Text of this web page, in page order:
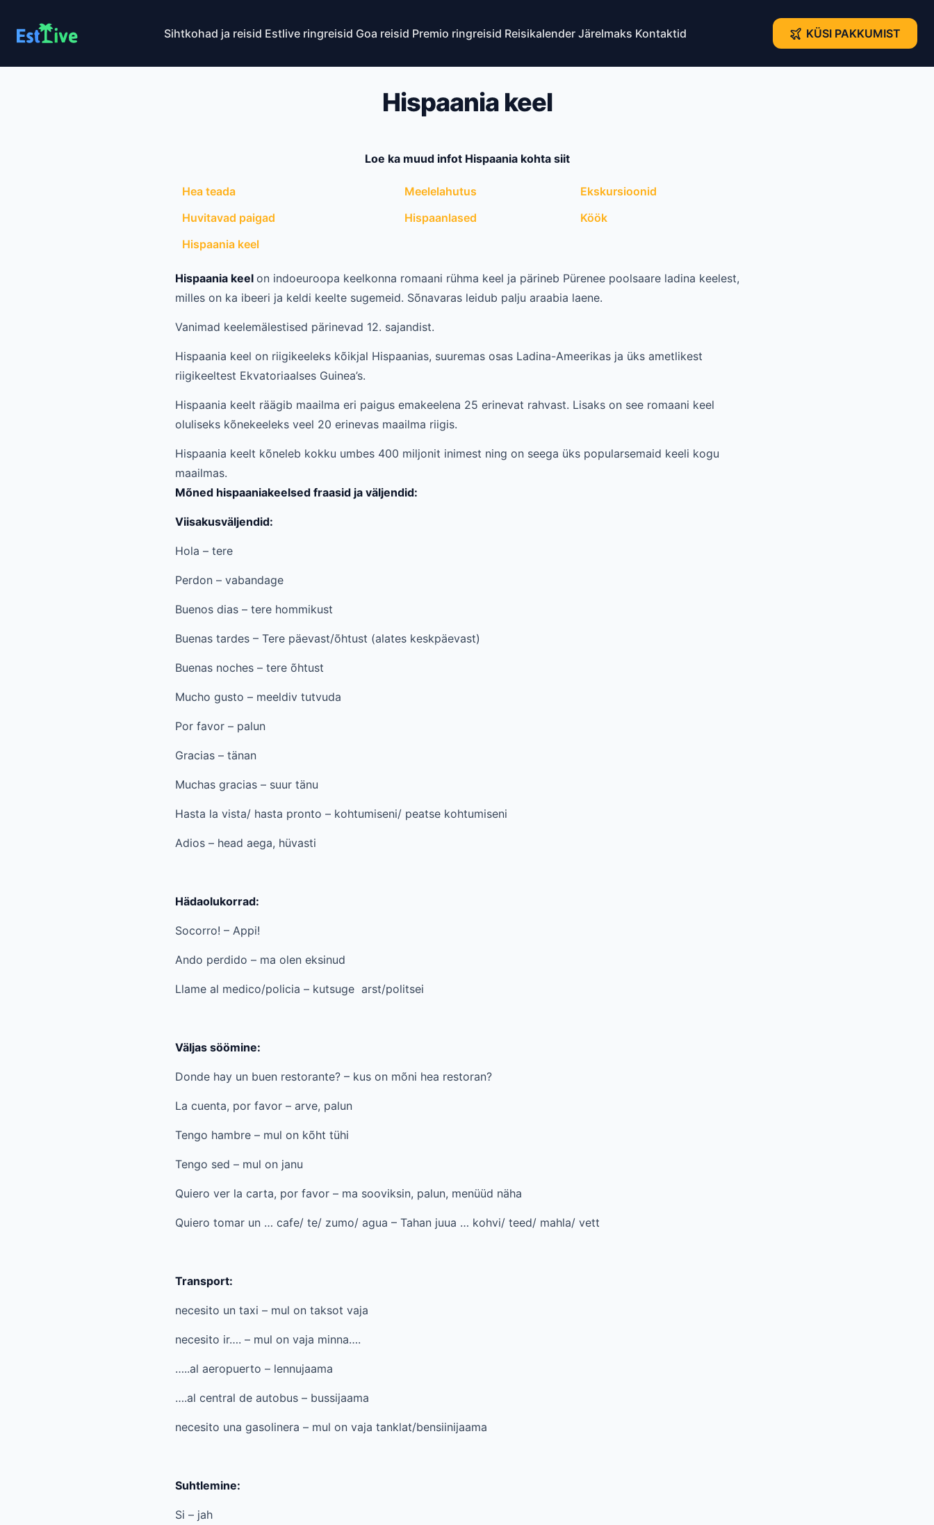
Sihtkohad ja reisid Estlive ringreisid Goa reisid Premio ringreisid Reisikalender Järelmaks Kontaktid KÜSI PAKKUMIST
Hispaania keel
Loe ka muud infot Hispaania kohta siit
Hea teada Meelelahutus
Ekskursioonid
Huvitavad paigad
Hispaanlased
Köök
Hispaania keel
Hispaania keel on indoeuroopa keelkonna romaani rühma keel ja pärineb Pürenee poolsaare ladina keelest,
milles on ka ibeeri ja keldi keelte sugemeid. Sõnavaras leidub palju araabia laene.
Vanimad keelemälestised pärinevad 12. sajandist.
Hispaania keel on riigikeeleks kõikjal Hispaanias, suuremas osas Ladina-Ameerikas ja üks ametlikest
riigikeeltest Ekvatoriaalses Guinea’s.
Hispaania keelt räägib maailma eri paigus emakeelena 25 erinevat rahvast. Lisaks on see romaani keel
oluliseks kõnekeeleks veel 20 erinevas maailma riigis.
Hispaania keelt kõneleb kokku umbes 400 miljonit inimest ning on seega üks popularsemaid keeli kogu
maailmas.
Mõned hispaaniakeelsed fraasid ja väljendid:
Viisakusväljendid:
Hola – tere
Perdon – vabandage
Buenos dias – tere hommikust
Buenas tardes – Tere päevast/õhtust (alates keskpäevast)
Buenas noches – tere õhtust
Mucho gusto – meeldiv tutvuda
Por favor – palun
Gracias – tänan
Muchas gracias – suur tänu
Hasta la vista/ hasta pronto – kohtumiseni/ peatse kohtumiseni
Adios – head aega, hüvasti
Hädaolukorrad:
Socorro! – Appi!
Ando perdido – ma olen eksinud
Llame al medico/policia – kutsuge arst/politsei
Väljas söömine:
Donde hay un buen restorante? – kus on mõni hea restoran?
La cuenta, por favor – arve, palun
Tengo hambre – mul on kõht tühi
Tengo sed – mul on janu
Quiero ver la carta, por favor – ma sooviksin, palun, menüüd näha
Quiero tomar un … cafe/ te/ zumo/ agua – Tahan juua … kohvi/ teed/ mahla/ vett
Transport:
necesito un taxi – mul on taksot vaja
necesito ir…. – mul on vaja minna….
…..al aeropuerto – lennujaama
….al central de autobus – bussijaama
necesito una gasolinera – mul on vaja tanklat/bensiinijaama
Suhtlemine:
Si – jah